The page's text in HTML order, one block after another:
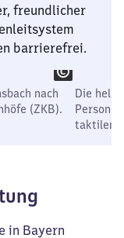
freundlicher
barrierefrei.
nach
(ZKB).
Die hell
taktilem
in Bayern